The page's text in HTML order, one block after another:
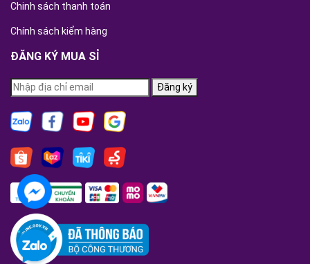
Chinh sách thanh toán
Chính sách kiểm hàng
ĐĂNG KÝ MUA SỈ
Đăng ký